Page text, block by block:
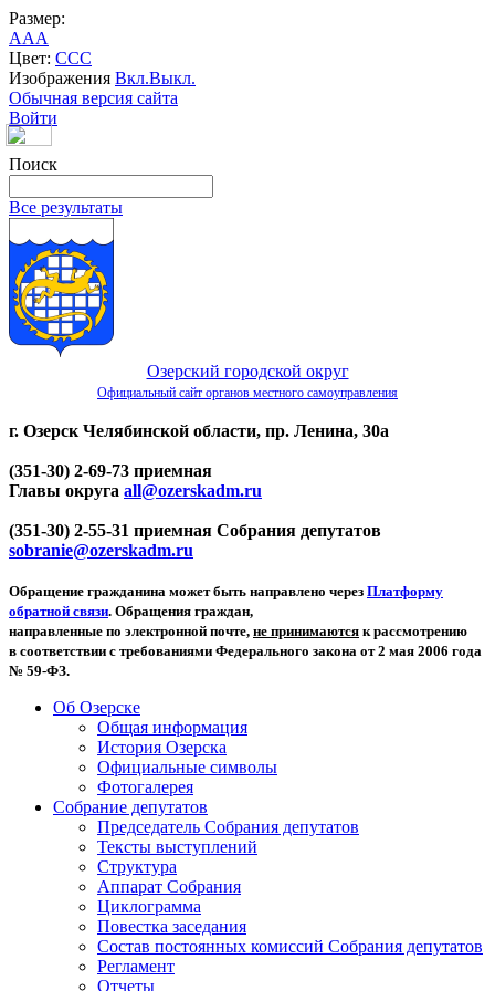
Размер:
AAA
Цвет: CCC
Изображения Вкл.Выкл.
Обычная версия сайта
Войти
Поиск
Все результаты
Озерский городской округ
Официальный сайт органов местного самоуправления
г. Озерск Челябинской области, пр. Ленина, 30а
(351-30) 2-69-73 приемная
Главы округа all@ozerskadm.ru
(351-30) 2-55-31 приемная Собрания депутатов
sobranie@ozerskadm.ru
Обращение гражданина может быть направлено через Платформу
обратной связи. Обращения граждан,
направленные по электронной почте, не принимаются к рассмотрению
в соответствии с требованиями Федерального закона от 2 мая 2006 года
№ 59-ФЗ.
Об Озерске
Общая информация
История Озерска
Официальные символы
Фотогалерея
Собрание депутатов
Председатель Собрания депутатов
Тексты выступлений
Структура
Аппарат Собрания
Циклограмма
Повестка заседания
Состав постоянных комиссий Собрания депутатов
Регламент
Отчеты